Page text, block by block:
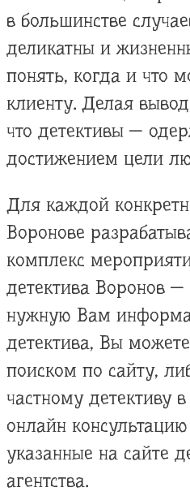
в большинстве
деликатны и
понять, когда и что
клиенту. Делая
что детективы —
достижением цели
Для каждой
Воронове
комплекс
детектива Воронов
нужную Вам
детектива, Вы
поиском по сайту,
частному детективу
онлайн
указанные на сайте
агентства.